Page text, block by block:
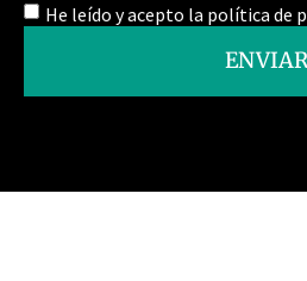
He leído y acepto la política de